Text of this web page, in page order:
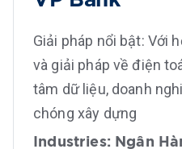
Giải pháp nổi bật: Với
và giải pháp về điện
tâm dữ liệu, doanh
chóng xây dựng
Industries: Ngân